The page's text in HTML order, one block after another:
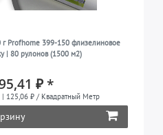
Profhome 399-150 флизелиновое
| 80 рулонов (1500 м2)
₽ *
| 125,06 ₽ / Квадратный Метр